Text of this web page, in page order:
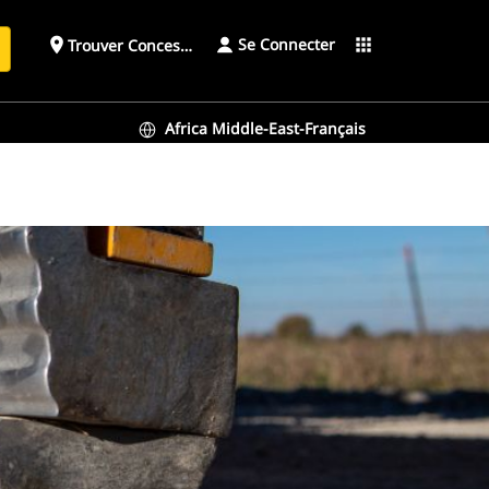
place Trouver ConcessionnaireSe Connecter apps
Africa Middle-East-Français